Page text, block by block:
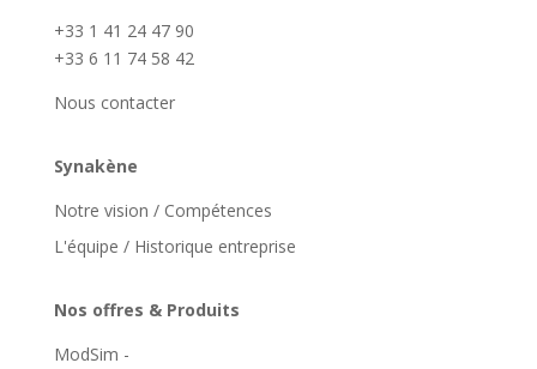
+33 1 41 24 47 90
+33 6 11 74 58 42
Nous contacter
Synakène
Notre vision / Compétences
L'équipe / Historique entreprise
Nos offres & Produits
ModSim -